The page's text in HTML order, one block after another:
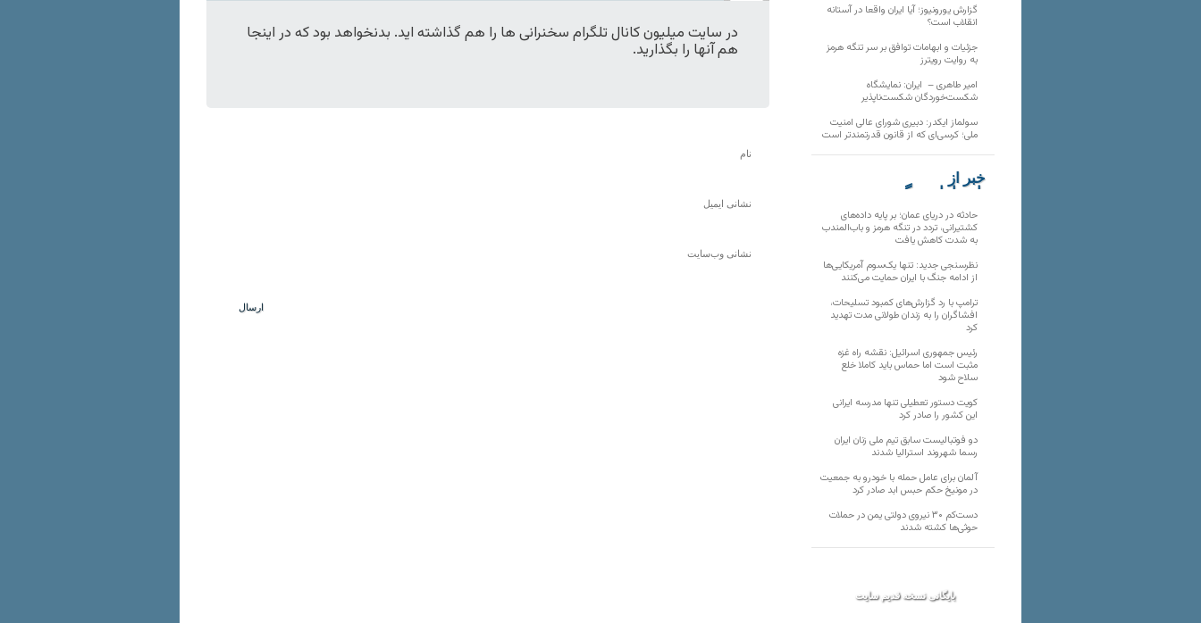
در سایت میلیون کانال تلگرام سخنرانی ها را هم گذاشته اید. بدنخواهد بود که در اینجا
هم آنها را بگذارید.
گزارش یورونیوز؛ آیا ایران واقعا در آستانه
انقلاب است؟
جزئیات و ابهامات توافق بر سر تنگه هرمز
به روایت رویترز
امیر طاهری – ایران: نمایشگاه
شکست‌خوردگان شکست‌ناپذیر
سولماز ایکدر: دبیری شورای عالی امنیت
ملی؛ کرسی‌ای که از قانون قدرتمندتر است
خبر از
تارنماهای دیگر
حادثه در دریای عمان؛ بر پایه داده‌های
کشتیرانی، تردد در تنگه هرمز و باب‌المندب
به شدت کاهش یافت
نظرسنجی جدید: تنها یک‌سوم آمریکایی‌ها
از ادامه جنگ با ایران حمایت می‌کنند
ترامپ با رد گزارش‌های کمبود تسلیحات،
افشاگران را به زندان طولانی مدت تهدید
کرد
رئیس‌ جمهوری اسرائیل: نقشه راه غزه
مثبت است اما حماس باید کاملا خلع
سلاح شود
کویت دستور تعطیلی تنها مدرسه ایرانی
این کشور را صادر کرد
دو فوتبالیست سابق تیم ملی زنان ایران
رسما شهروند استرالیا شدند
آلمان برای عامل حمله با خودرو به جمعیت
در مونیخ حکم حبس ابد صادر کرد
دست‌کم ۳۰ نیروی دولتی یمن در حملات
حوثی‌ها کشته شدند
بایگانی نسخه قدیم سایت